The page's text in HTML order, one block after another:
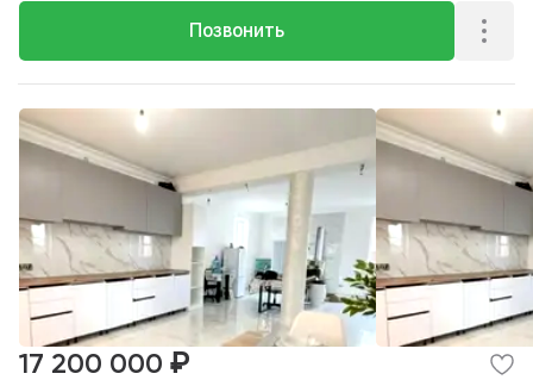
Позвонить
17 200 000 ₽